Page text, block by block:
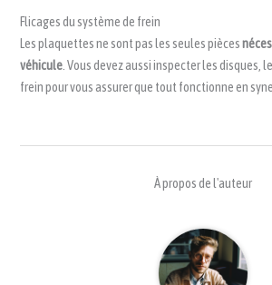
Flicages du système de frein
Les plaquettes ne sont pas les seules pièces
véhicule . Vous devez aussi inspecter les disques,
frein pour vous assurer que tout fonctionne en
À propos de l'auteur